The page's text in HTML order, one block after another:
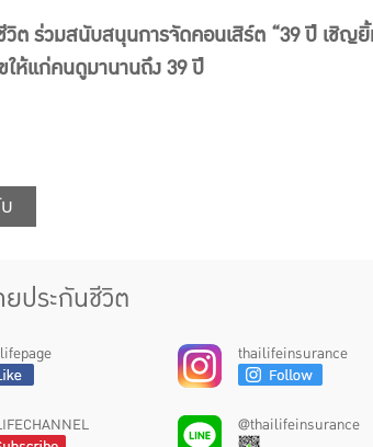
ต ร่วมสนับสนุนการจัดคอนเสิร์ต “39 ปี เชิญ
ให้แก่คนดูมานานถึง 39 ปี
ประกันชีวิต
thailifeinsurance
@thailifeinsurance